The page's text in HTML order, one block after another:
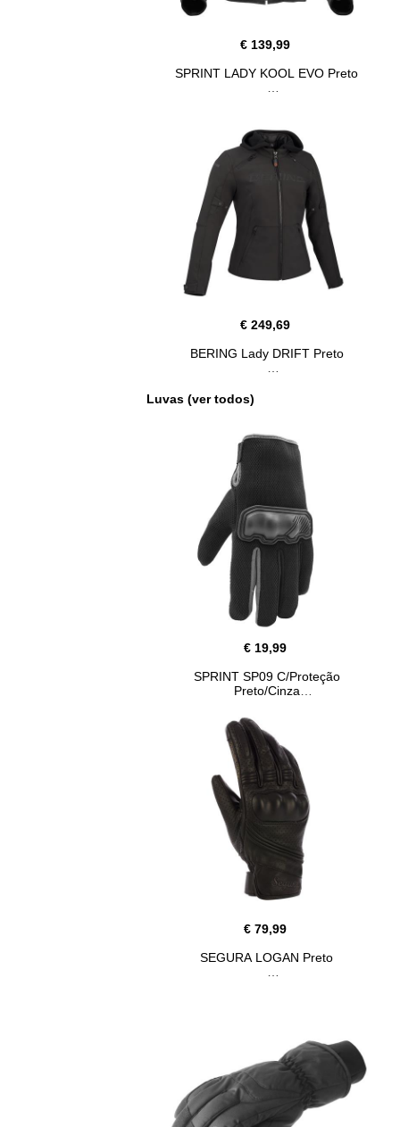
€ 139,99
SPRINT LADY KOOL EVO Preto
€ 249,69
BERING Lady DRIFT Preto
Luvas (ver todos)
€ 19,99
SPRINT SP09 C/Proteção
Preto/Cinza
€ 79,99
SEGURA LOGAN Preto